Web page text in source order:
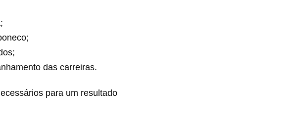
das carreiras.
para um resultado